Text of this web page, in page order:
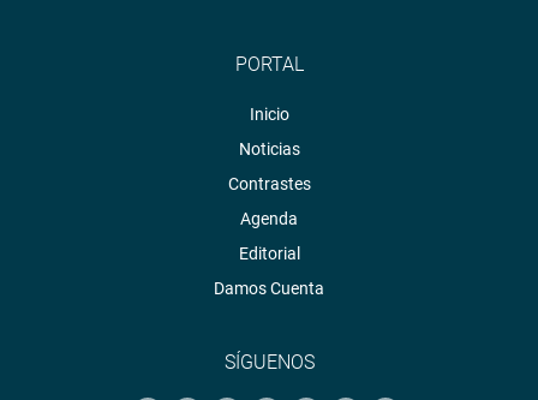
PORTAL
Inicio
Noticias
Contrastes
Agenda
Editorial
Damos Cuenta
SÍGUENOS